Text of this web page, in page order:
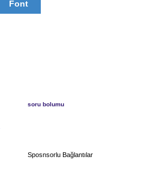
Font
soru bolumu
Sposnsorlu Bağlantılar